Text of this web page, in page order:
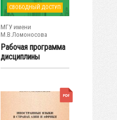
СВОБОДНЫЙ ДОСТУП
МГУ имени
М.В.Ломоносова
Рабочая программа
дисциплины
«Возможности...